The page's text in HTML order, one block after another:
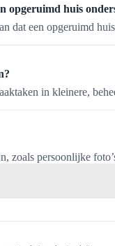
opgeruimd huis
dat een opgeruimd
in kleinere,
zoals persoonlijke